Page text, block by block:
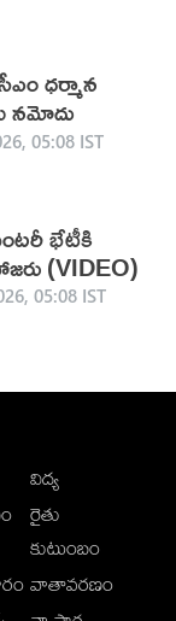
ధర్మాన
నమోదు
05:08 IST
భేటీకి
(VIDEO)
05:08 IST
విద్య
రైతు
కుటుంబం
వాతావరణం